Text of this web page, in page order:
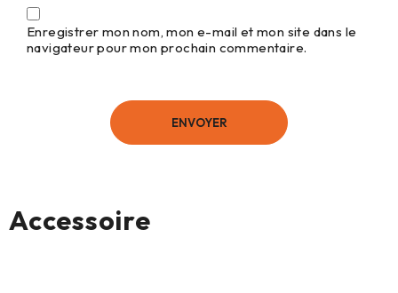
Enregistrer mon nom, mon e-mail et mon site dans le
navigateur pour mon prochain commentaire.
Accessoire